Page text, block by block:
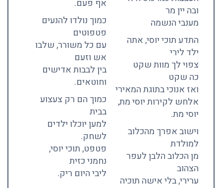
ובה יין מר
מענבי הנשמה
התדע תוכי יוסי, אתה
ילד לירי
צפוי לך מוות שקט
כה שקט
ואז אנוכי בתוגת המאירי
אלחש לקירות יוסי מת,
יוסי מת.
וישוב אפרך מהכלוב
למולדת
מן הכלוב הלבן לעפר
הצהוב
ערירי, בלי אישה תוכיה
אף פעם.
כמוך נולדו להנעים
פטפוטים
עם כל משורר, שלבו
אש וזעם
בין לבבות אדישים
וחוטאים.
כמוך הם רק צעצוע
בבית
למען יוכלו ילדים
לשחק.
פטפט, תוכי יוסי,
נחמני כזית
ליבי היום ריק.